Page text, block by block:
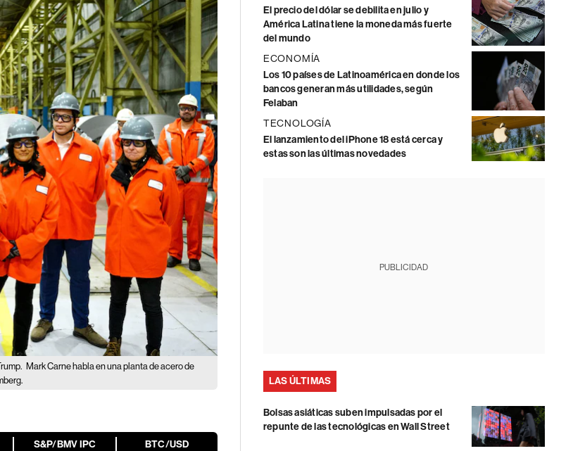
Mark Carne habla en una planta de acero de
S&P/BMV IPC BTC/USD
El precio del dólar se debilita en julio y
América Latina tiene la moneda más fuerte
del mundo
ECONOMÍA
Los 10 países de Latinoamérica en donde los
bancos generan más utilidades, según
Felaban
TECNOLOGÍA
El lanzamiento del iPhone 18 está cerca y
estas son las últimas novedades
PUBLICIDAD
LAS ÚLTIMAS
Bolsas asiáticas suben impulsadas por el
repunte de las tecnológicas en Wall Street